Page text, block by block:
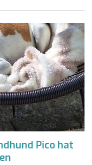
Pico hat